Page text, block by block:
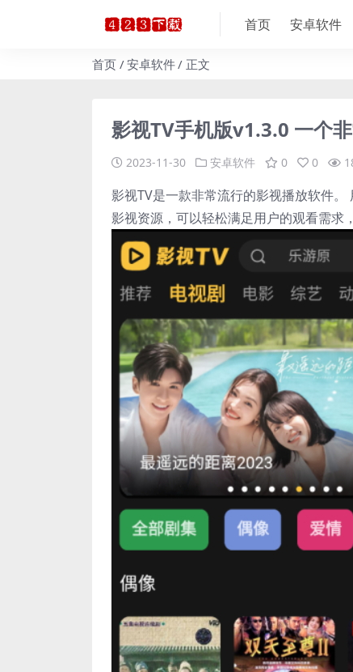
首页 安卓软件
首页 安卓软件 正文
影视TV手机版v1.3.0 一个
2023-11-30 安卓软件 0 0
影视TV是一款非常流行的影视播放软件
影视资源，可以轻松满足用户的观看需求